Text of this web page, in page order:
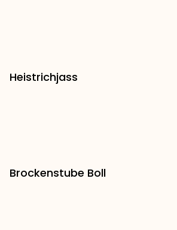
Heistrichjass
Brockenstube Boll